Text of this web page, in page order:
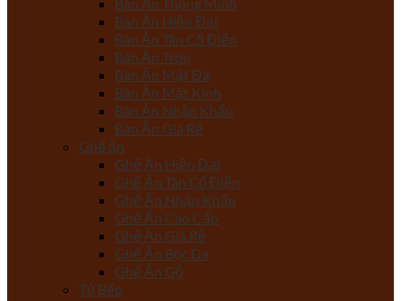
Bàn Ăn Hiện Đại
Bàn Ăn Tân Cổ Điển
Bàn Ăn Tròn
Bàn Ăn Mặt Đá
Bàn Ăn Mặt Kính
Bàn Ăn Nhập Khẩu
Bàn Ăn Giá Rẻ
Ghế ăn
Ghế Ăn Hiện Đại
Ghế Ăn Tân Cổ Điển
Ghế Ăn Nhập Khẩu
Ghế Ăn Cao Cấp
Ghế Ăn Giá Rẻ
Ghế Ăn Bọc Da
Ghế Ăn Gỗ
Tủ Bếp